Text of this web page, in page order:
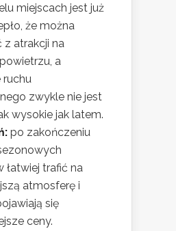
miejscach jest już
że można
z atrakcji na
a
ruchu
zwykle nie jest
wysokie jak latem.
po zakończeniu
łatwiej trafić na
atmosferę i
się
ceny.